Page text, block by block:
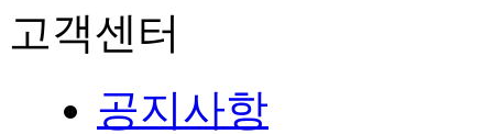
고객센터
공지사항